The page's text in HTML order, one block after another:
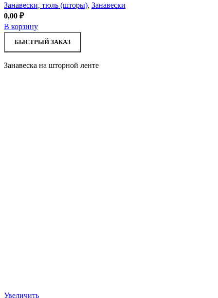
Занавески, тюль (шторы), Занавески
0,00 ₽
В корзину
БЫСТРЫЙ ЗАКАЗ
Занавеска на шторной ленте
Увеличить